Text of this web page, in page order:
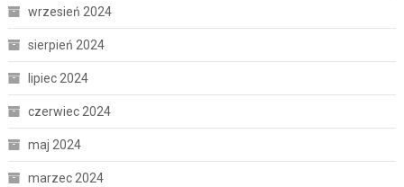
wrzesień 2024
sierpień 2024
lipiec 2024
czerwiec 2024
maj 2024
marzec 2024